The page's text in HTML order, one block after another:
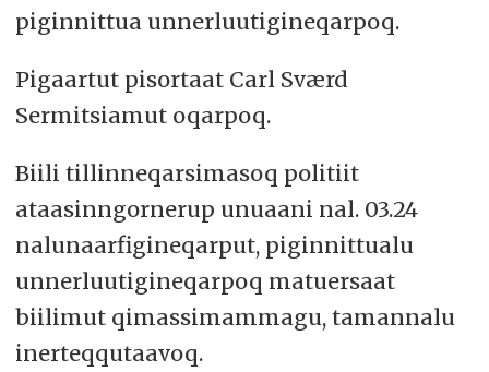
piginnittua unnerluutigineqarpoq.
Pigaartut pisortaat Carl Sværd
Sermitsiamut oqarpoq.
Biili tillinneqarsimasoq politiit
ataasinngornerup unuaani nal. 03.24
nalunaarfigineqarput, piginnittualu
unnerluutigineqarpoq matuersaat
biilimut qimassimammagu, tamannalu
inerteqqutaavoq.